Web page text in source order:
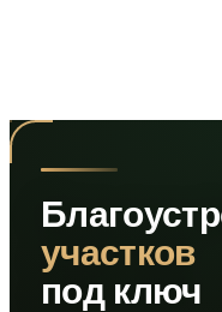
участков
под ключ